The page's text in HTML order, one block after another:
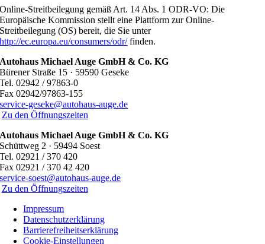
Online-Streitbeilegung gemäß Art. 14 Abs. 1 ODR-VO: Die
Europäische Kommission stellt eine Plattform zur Online-
Streitbeilegung (OS) bereit, die Sie unter
http://ec.europa.eu/consumers/odr/finden.
Autohaus Michael Auge GmbH & Co. KG
Bürener Straße 15 · 59590 Geseke
Tel. 02942 / 97863-0
Fax 02942/97863-155
service-geseke@autohaus-auge.de
Zu den Öffnungszeiten
Autohaus Michael Auge GmbH & Co. KG
Schüttweg 2 · 59494 Soest
Tel. 02921 / 370 420
Fax 02921 / 370 42 420
service-soest@autohaus-auge.de
Zu den Öffnungszeiten
Impressum
Datenschutzerklärung
Barrierefreiheitserklärung
Cookie-Einstellungen